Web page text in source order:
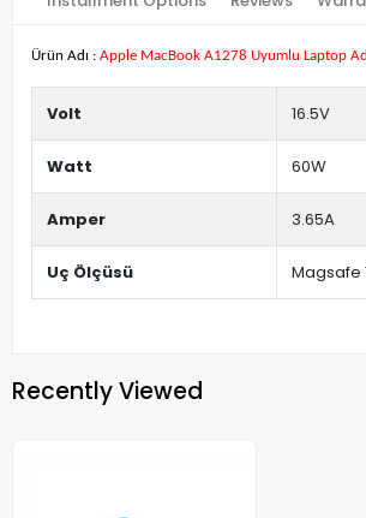
Ürün Adı : Apple MacBook A1278 Uyumlu Laptop
Volt 16.5V
Watt 60W
Amper 3.65A
Uç Ölçüsü Magsafe
Recently Viewed